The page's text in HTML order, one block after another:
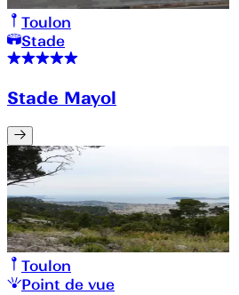
Toulon
Stade
Stade Mayol
Toulon
Point de vue